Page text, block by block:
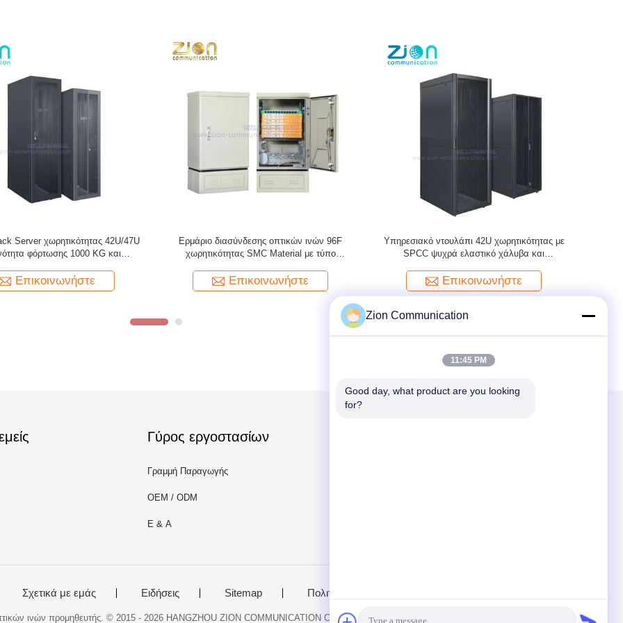
ντουλάπι υδραυλικών με
φόρτωσης 1300kg χωρητικότητα
SPCC
Επικοινωνήστε
Εταιρεία κατασκευής ηλεκτρονικών
συστημάτων
Επικοινωνήστε
Υπηρεσιακό ντουλάπι 42U χωρητικότητας με
SPCC ψυχρά ελαστικό χάλυβα και
κέντρα δεδομένων
Επικοινωνήστε
Γύρος εργοστασίων
Γραμμή Παραγωγής
OEM / ODM
Ε & Α
Σχετικά με εμάς Ειδήσεις Sitemap Πολιτική Απορρήτου
ινών προμηθευτής. © 2015 - 2026 HANGZHOU ZION COMMUNICATION CO., LTD. All Rights Reserved.
Zion Communication
11:45 PM
Good day, what product are you looking
for?